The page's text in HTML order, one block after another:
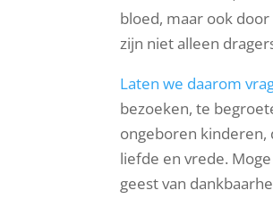
bloed, maar ook
zijn niet alleen
Laten we daarom
bezoeken, te
ongeboren kinderen,
liefde en vrede.
geest van